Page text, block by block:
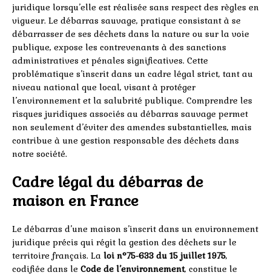
juridique lorsqu’elle est réalisée sans respect des règles en
vigueur. Le débarras sauvage, pratique consistant à se
débarrasser de ses déchets dans la nature ou sur la voie
publique, expose les contrevenants à des sanctions
administratives et pénales significatives. Cette
problématique s’inscrit dans un cadre légal strict, tant au
niveau national que local, visant à protéger
l’environnement et la salubrité publique. Comprendre les
risques juridiques associés au débarras sauvage permet
non seulement d’éviter des amendes substantielles, mais
contribue à une gestion responsable des déchets dans
notre société.
Cadre légal du débarras de
maison en France
Le débarras d’une maison s’inscrit dans un environnement
juridique précis qui régit la gestion des déchets sur le
territoire français. La loi n°75-633 du 15 juillet 1975,
codifiée dans le Code de l’environnement, constitue le